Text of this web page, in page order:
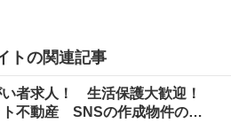
トの関連記事
い者求人！ 生活保護大歓迎！
ト不動産 SNSの作成物件の…